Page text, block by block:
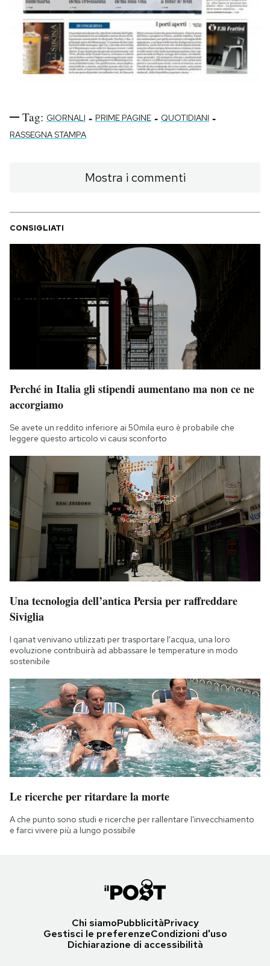
Tag: GIORNALI - PRIME PAGINE - QUOTIDIANI -
RASSEGNA STAMPA
Mostra i commenti
CONSIGLIATI
Perché in Italia gli stipendi aumentano ma non ce ne
accorgiamo
Se avete un reddito inferiore ai 50mila euro è probabile che
leggere questo articolo vi causi sconforto
Una tecnologia dell’antica Persia per raffreddare
Siviglia
I qanat venivano utilizzati per trasportare l'acqua, una loro
evoluzione contribuirà ad abbassare le temperature in modo
sostenibile
Le ricerche per ritardare la morte
A che punto sono studi e ricerche per rallentare l'invecchiamento
e farci vivere più a lungo possibile
Chi siamoPubblicitàPrivacy
Gestisci le preferenzeCondizioni d'uso
Dichiarazione di accessibilità